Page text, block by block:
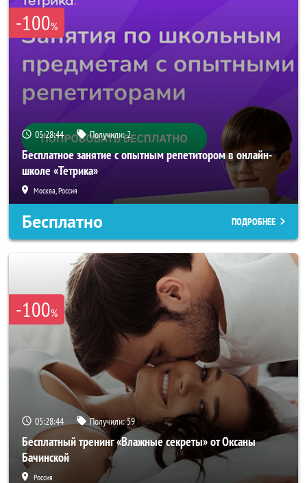
-100%
05:28:42 Получили:2
Бесплатное занятие с опытным репетитором в онлайн-
школе «Тетрика»
Москва, Россия
Бесплатно ПОДРОБНЕЕ
-100%
05:28:42 Получили:59
Бесплатный тренинг «Влажные секреты» от Оксаны
Бачинской
Россия